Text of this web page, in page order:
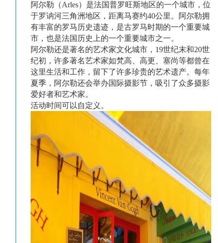
阿尔勒（Arles）是法国普罗旺斯地区的一个城市，位
于罗讷河三角洲地区，距离马赛约40公里。阿尔勒拥
有丰富的罗马历史遗迹，是古罗马时期的一个重要城
市，也是法国历史上的一个重要城市之一。
阿尔勒还是著名的艺术家文化城市，19世纪末和20世
纪初，许多著名艺术家如梵高、高更、塞尚等都曾在
这里生活和工作，留下了许多珍贵的艺术遗产。每年
夏季，阿尔勒还会举办国际摄影节，吸引了众多摄影
爱好者和艺术家。
活动时间可以自定义。